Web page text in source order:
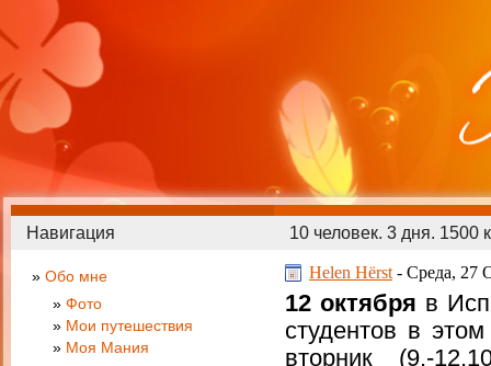
10 человек. 3 дня. 1500
Helen Hёrst - Среда, 27
12 октября в
студентов в
вторник (9.-
Навигация
Обо мне
Фото
Мои путешествия
Моя Мания